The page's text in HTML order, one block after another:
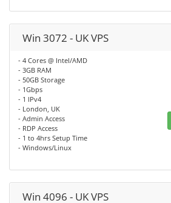
Win 3072 - UK VPS
- 4 Cores @ Intel/AMD
- 3GB RAM
- 50GB Storage
- 1Gbps
- 1 IPv4
- London, UK
- Admin Access
- RDP Access
- 1 to 4hrs Setup Time
- Windows/Linux
Win 4096 - UK VPS